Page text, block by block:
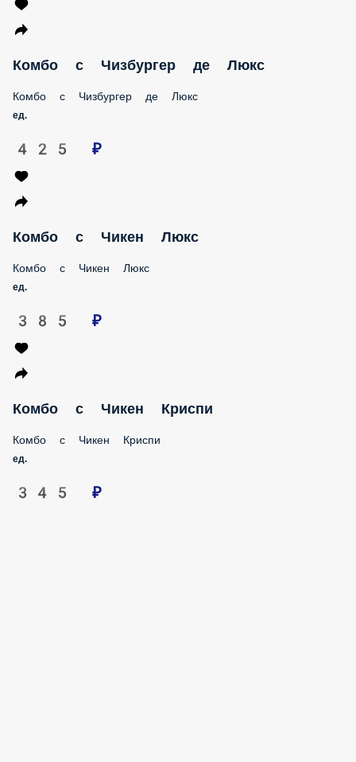
Комбо с Чизбургер де Люкс
Комбо с Чизбургер де Люкс
425 ₽
Комбо с Чикен Люкс
Комбо с Чикен Люкс
385 ₽
Комбо с Чикен Криспи
Комбо с Чикен Криспи
345 ₽